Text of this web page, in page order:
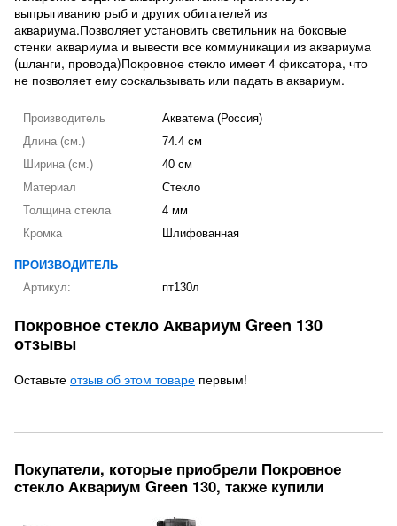
выпрыгиванию рыб и других обитателей из
аквариума.Позволяет установить светильник на боковые
стенки аквариума и вывести все коммуникации из аквариума
(шланги, провода)Покровное стекло имеет 4 фиксатора, что
не позволяет ему соскальзывать или падать в аквариум.
Производитель
Акватема (Россия)
Длина (см.)
74.4 см
Ширина (см.)
40 см
Материал
Стекло
Толщина стекла
4 мм
Кромка
Шлифованная
ПРОИЗВОДИТЕЛЬ
Артикул:
пт130л
Покровное стекло Аквариум Green 130
отзывы
Оставьте отзыв об этом товаре первым!
Покупатели, которые приобрели Покровное
стекло Аквариум Green 130, также купили